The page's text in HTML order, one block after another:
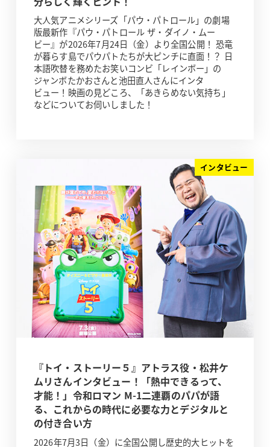
大人気アニメシリーズ「パウ・パトロール」の劇場
版最新作『パウ・パトロール ザ・ダイノ・ムー
ビー』が2026年7月24日（金）より全国公開！ 恐竜
が暮らす島でパウパトたちが大ピンチに直面！？ 日
本語吹替を務めたお笑いコンビ「レインボー」の
ジャンボたかおさんと池田直人さんにインタ
ビュー！映画の見どころ、「あきらめない気持ち」
などについてお伺いしました！
インタビュー
『トイ・ストーリー５』アトラス役・松井ケ
ムリさんインタビュー！「熱中できるって、
才能！」令和ロマン M-1二連覇のパパが語
る、これからの時代に必要な力とデジタルと
の付き合い方
2026年7月3日（金）に全国公開し歴史的大ヒットを